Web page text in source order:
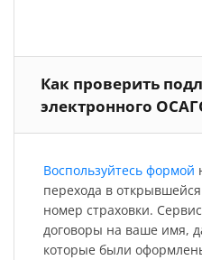
Как проверить
электронного
Воспользуйтесь формой
перехода в
номер страховки.
договоры на ваше имя,
которые были